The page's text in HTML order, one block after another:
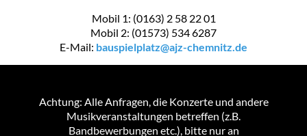
Mobil 1: (0163) 2 58 22 01
Mobil 2: (01573) 534 6287
E-Mail: bauspielplatz@ajz-chemnitz.de
Achtung: Alle Anfragen, die Konzerte und andere
Musikveranstaltungen betreffen (z.B.
Bandbewerbungen etc.), bitte nur an